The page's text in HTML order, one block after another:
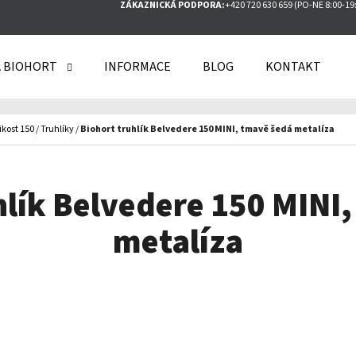
ZÁKAZNICKÁ PODPORA:+420 720 630 659 (PO-NE 8:00-
BIOHORT INFORMACE BLOG KONTAKT
150/Truhlíky/Biohort truhlík Belvedere 150 MINI, tmavě šedá metalíza
Belvedere 150
metalíza
DOPORUČUJEME